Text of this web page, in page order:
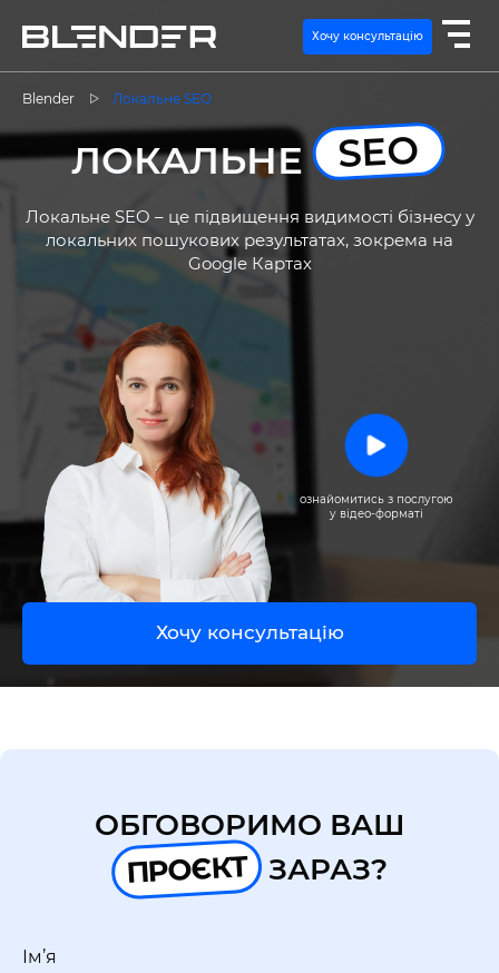
ПОСЛУГИ
ЕКСПЕРТИЗА
КЕЙСИ
ВАКАНСІЇ
КОНТАКТИ
UA
Хочу консультацію
Blender Локальне SEO
ЛОКАЛЬНЕ SEO
Локальне SEO – це підвищення видимості бізнесу у
локальних пошукових результатах, зокрема на
Google Картах
ознайомитись з послугою
у відео-форматі
Хочу консультацію
ОБГОВОРИМО ВАШ
ПРОЄКТ ЗАРАЗ?
Ім’я